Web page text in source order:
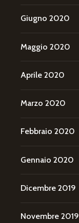
Giugno 2020
Maggio 2020
Aprile 2020
Marzo 2020
Febbraio 2020
Gennaio 2020
Dicembre 2019
Novembre 2019